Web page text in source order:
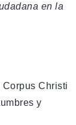
en la
Christi
y